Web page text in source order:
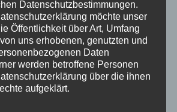
und langfristig gesunde, ertragreiche
wieder einen Obstbaumschnittkurs
für alle, die lernen möchten, wie
pflegt und damit aktiv zum Erhalt unserer
Datenschutzbestimmungen.
möchte unser
Öffentlichkeit über Art, Umfang
uns erhobenen, genutzten und
Daten
werden betroffene Personen
über die ihnen
aufgeklärt.